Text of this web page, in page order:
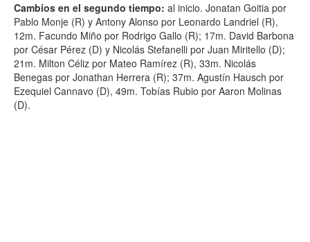
Cambios en el segundo tiempo: al inicio. Jonatan Goitia por
Pablo Monje (R) y Antony Alonso por Leonardo Landriel (R),
12m. Facundo Miño por Rodrigo Gallo (R); 17m. David Barbona
por César Pérez (D) y Nicolás Stefanelli por Juan Miritello (D);
21m. Milton Céliz por Mateo Ramírez (R), 33m. Nicolás
Benegas por Jonathan Herrera (R); 37m. Agustín Hausch por
Ezequiel Cannavo (D), 49m. Tobías Rubio por Aaron Molinas
(D).